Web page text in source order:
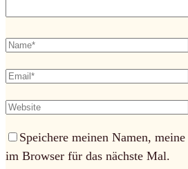
Speichere meinen Namen,
im Browser für das nächste Mal.